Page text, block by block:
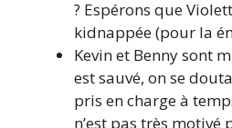
? Espérons que
kidnappée (pour la
Kevin et Benny sont
est sauvé, on se
pris en charge à
n’est pas très